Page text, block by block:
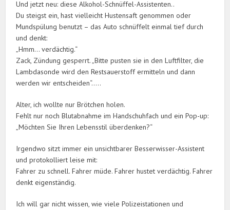
Und jetzt neu: diese Alkohol-Schnüffel-Assistenten..
Du steigst ein, hast vielleicht Hustensaft genommen oder
Mundspülung benutzt – das Auto schnüffelt einmal tief durch
und denkt:
„Hmm… verdächtig.“
Zack, Zündung gesperrt. „Bitte pusten sie in den Luftfilter, die
Lambdasonde wird den Restsauerstoff ermitteln und dann
werden wir entscheiden“…..
Alter, ich wollte nur Brötchen holen.
Fehlt nur noch Blutabnahme im Handschuhfach und ein Pop-up:
„Möchten Sie Ihren Lebensstil überdenken?“
Irgendwo sitzt immer ein unsichtbarer Besserwisser-Assistent
und protokolliert leise mit:
Fahrer zu schnell. Fahrer müde. Fahrer hustet verdächtig. Fahrer
denkt eigenständig.
Ich will gar nicht wissen, wie viele Polizeistationen und